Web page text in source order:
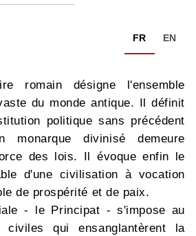
FR EN
romain désigne l'ensemble
du monde antique. Il définit
politique sans précédent
monarque divinisé demeure
des lois. Il évoque enfin le
d'une civilisation à vocation
de prospérité et de paix.
- le Principat - s'impose au
qui ensanglantèrent la